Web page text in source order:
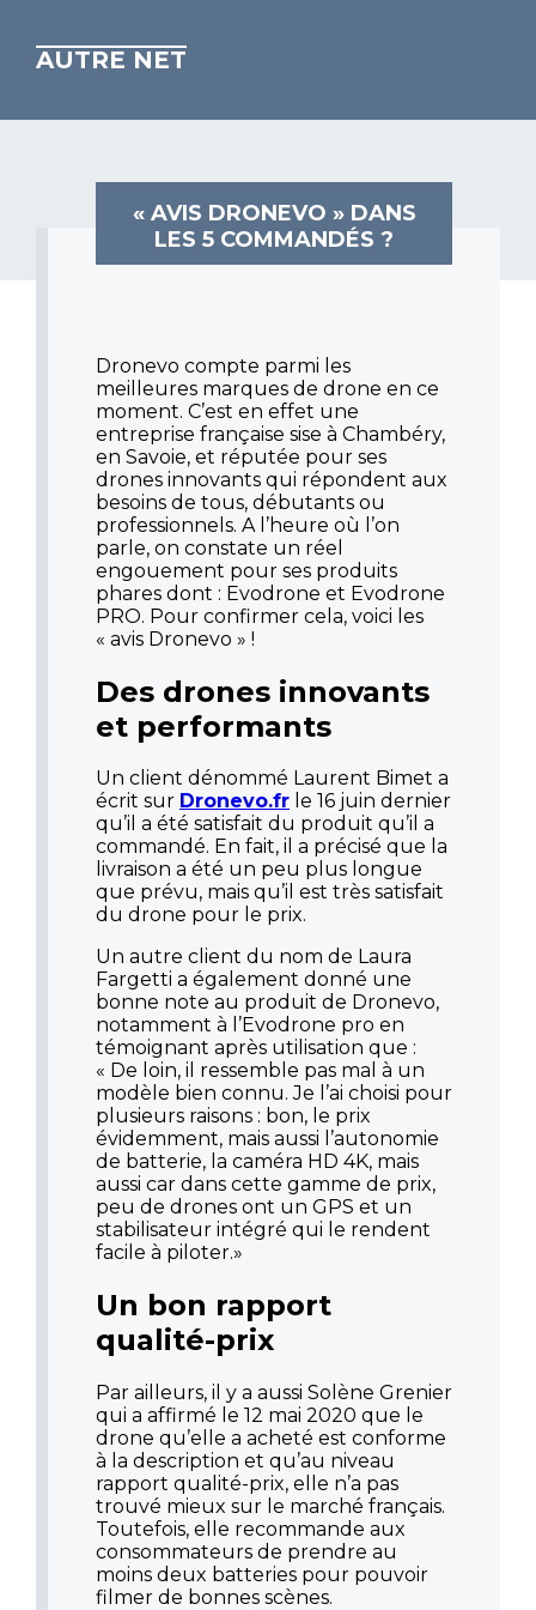
AUTRE NET
« AVIS DRONEVO » DANS
LES 5 COMMANDÉS ?
Dronevo compte parmi les
meilleures marques de drone en ce
moment. C’est en effet une
entreprise française sise à Chambéry,
en Savoie, et réputée pour ses
drones innovants qui répondent aux
besoins de tous, débutants ou
professionnels. A l’heure où l’on
parle, on constate un réel
engouement pour ses produits
phares dont : Evodrone et Evodrone
PRO. Pour confirmer cela, voici les
« avis Dronevo » !
Des drones innovants
et performants
Un client dénommé Laurent Bimet a
écrit sur Dronevo.fr le 16 juin dernier
qu’il a été satisfait du produit qu’il a
commandé. En fait, il a précisé que la
livraison a été un peu plus longue
que prévu, mais qu’il est très satisfait
du drone pour le prix.
Un autre client du nom de Laura
Fargetti a également donné une
bonne note au produit de Dronevo,
notamment à l’Evodrone pro en
témoignant après utilisation que :
« De loin, il ressemble pas mal à un
modèle bien connu. Je l’ai choisi pour
plusieurs raisons : bon, le prix
évidemment, mais aussi l’autonomie
de batterie, la caméra HD 4K, mais
aussi car dans cette gamme de prix,
peu de drones ont un GPS et un
stabilisateur intégré qui le rendent
facile à piloter.»
Un bon rapport
qualité-prix
Par ailleurs, il y a aussi Solène Grenier
qui a affirmé le 12 mai 2020 que le
drone qu’elle a acheté est conforme
à la description et qu’au niveau
rapport qualité-prix, elle n’a pas
trouvé mieux sur le marché français.
Toutefois, elle recommande aux
consommateurs de prendre au
moins deux batteries pour pouvoir
filmer de bonnes scènes.